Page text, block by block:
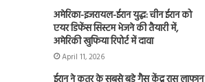
अमेरिका-इजरायल-ईरान युद्ध: चीन ईरान को
एयर डिफेंस सिस्टम भेजने की तैयारी में,
अमेरिकी खुफिया रिपोर्ट में दावा
April 11, 2026